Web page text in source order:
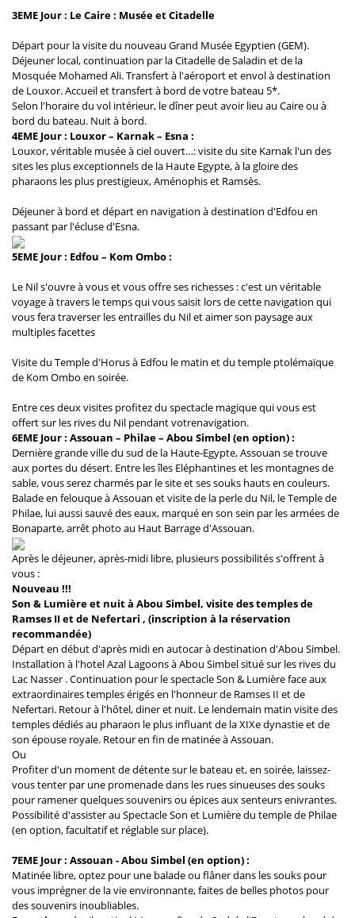
3EME Jour : Le Caire : Musée et Citadelle
Départ pour la visite du nouveau Grand Musée Egyptien (GEM).
Déjeuner local, continuation par la Citadelle de Saladin et de la
Mosquée Mohamed Ali. Transfert à l'aéroport et envol à destination
de Louxor. Accueil et transfert à bord de votre bateau 5*.
Selon l'horaire du vol intérieur, le dîner peut avoir lieu au Caire ou à
bord du bateau. Nuit à bord.
4EME Jour : Louxor – Karnak – Esna :
Louxor, véritable musée à ciel ouvert…: visite du site Karnak l'un des
sites les plus exceptionnels de la Haute Egypte, à la gloire des
pharaons les plus prestigieux, Aménophis et Ramsès.
Déjeuner à bord et départ en navigation à destination d'Edfou en
passant par l'écluse d'Esna.
5EME Jour : Edfou – Kom Ombo :
Le Nil s'ouvre à vous et vous offre ses richesses : c'est un véritable
voyage à travers le temps qui vous saisit lors de cette navigation qui
vous fera traverser les entrailles du Nil et aimer son paysage aux
multiples facettes
Visite du Temple d'Horus à Edfou le matin et du temple ptolémaïque
de Kom Ombo en soirée.
Entre ces deux visites profitez du spectacle magique qui vous est
offert sur les rives du Nil pendant votrenavigation.
6EME Jour : Assouan – Philae – Abou Simbel (en option) :
Dernière grande ville du sud de la Haute-Egypte, Assouan se trouve
aux portes du désert. Entre les îles Eléphantines et les montagnes de
sable, vous serez charmés par le site et ses souks hauts en couleurs.
Balade en felouque à Assouan et visite de la perle du Nil, le Temple de
Philae, lui aussi sauvé des eaux, marqué en son sein par les armées de
Bonaparte, arrêt photo au Haut Barrage d'Assouan.
Après le déjeuner, après-midi libre, plusieurs possibilités s'offrent à
vous :
Nouveau !!!
Son & Lumière et nuit à Abou Simbel, visite des temples de
Ramses II et de Nefertari , (inscription à la réservation
recommandée)
Départ en début d'après midi en autocar à destination d'Abou Simbel.
Installation à l'hotel Azal Lagoons à Abou Simbel situé sur les rives du
Lac Nasser . Continuation pour le spectacle Son & Lumière face aux
extraordinaires temples érigés en l'honneur de Ramses II et de
Nefertari. Retour à l'hôtel, diner et nuit. Le lendemain matin visite des
temples dédiés au pharaon le plus influant de la XIXe dynastie et de
son épouse royale. Retour en fin de matinée à Assouan.
Ou
Profiter d'un moment de détente sur le bateau et, en soirée, laissez-
vous tenter par une promenade dans les rues sinueuses des souks
pour ramener quelques souvenirs ou épices aux senteurs enivrantes.
Possibilité d'assister au Spectacle Son et Lumière du temple de Philae
(en option, facultatif et réglable sur place).
7EME Jour : Assouan - Abou Simbel (en option) :
Matinée libre, optez pour une balade ou flâner dans les souks pour
vous imprégner de la vie environnante, faites de belles photos pour
des souvenirs inoubliables.